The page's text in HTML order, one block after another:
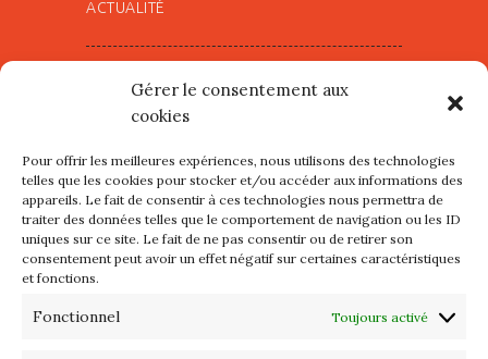
Gérer le consentement aux
cookies
Pour offrir les meilleures expériences, nous utilisons des technologies
telles que les cookies pour stocker et/ou accéder aux informations des
appareils. Le fait de consentir à ces technologies nous permettra de
traiter des données telles que le comportement de navigation ou les ID
uniques sur ce site. Le fait de ne pas consentir ou de retirer son
consentement peut avoir un effet négatif sur certaines caractéristiques
et fonctions.
Fonctionnel Toujours activé
ACTUALITÉ
mercredi 12 et jeudi 13 août
2026
Les petits formats du Port
d’Orange : Mercredi 22 juillet de
10h à 20h
L’APIQ fête ses 10 ans